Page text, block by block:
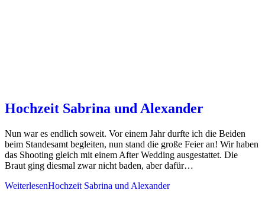
Hochzeit Sabrina und Alexander
Nun war es endlich soweit. Vor einem Jahr durfte ich die Beiden
beim Standesamt begleiten, nun stand die große Feier an! Wir haben
das Shooting gleich mit einem After Wedding ausgestattet. Die
Braut ging diesmal zwar nicht baden, aber dafür…
WeiterlesenHochzeit Sabrina und Alexander